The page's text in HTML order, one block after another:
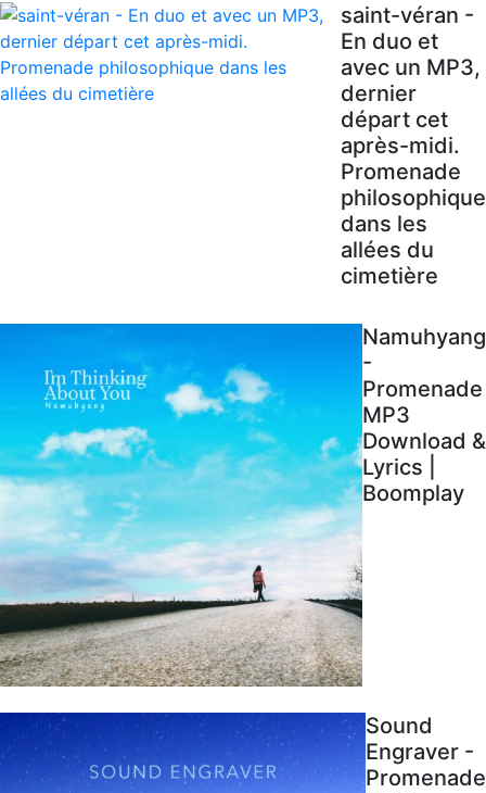
saint-véran -
En duo et
avec un MP3,
dernier
départ cet
après-midi.
Promenade
philosophique
dans les
allées du
cimetière
Namuhyang
-
Promenade
MP3
Download &
Lyrics |
Boomplay
Sound
Engraver -
Promenade